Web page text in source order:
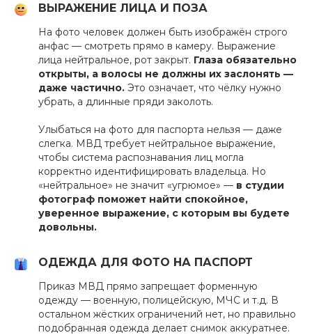
ВЫРАЖЕНИЕ ЛИЦА И ПОЗА
На фото человек должен быть изображён строго
анфас — смотреть прямо в камеру. Выражение
лица нейтральное, рот закрыт. Глаза обязательно
открыты, а волосы не должны их заслонять —
даже частично. Это означает, что чёлку нужно
убрать, а длинные пряди заколоть.
Улыбаться на фото для паспорта нельзя — даже
слегка. МВД требует нейтральное выражение,
чтобы система распознавания лиц могла
корректно идентифицировать владельца. Но
«нейтральное» не значит «угрюмое» — в студии
фотограф поможет найти спокойное,
уверенное выражение, с которым вы будете
довольны.
ОДЕЖДА ДЛЯ ФОТО НА ПАСПОРТ
Приказ МВД прямо запрещает форменную
одежду — военную, полицейскую, МЧС и т.д. В
остальном жёстких ограничений нет, но правильно
подобранная одежда делает снимок аккуратнее.